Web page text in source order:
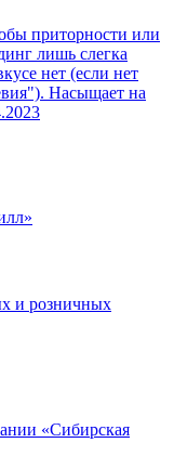
приторности или
лишь слегка
нет (если нет
Насыщает на
и розничных
«Сибирская